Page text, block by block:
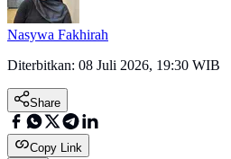
Nasywa Fakhirah
Diterbitkan: 08 Juli 2026, 19:30 WIB
Share
Copy Link